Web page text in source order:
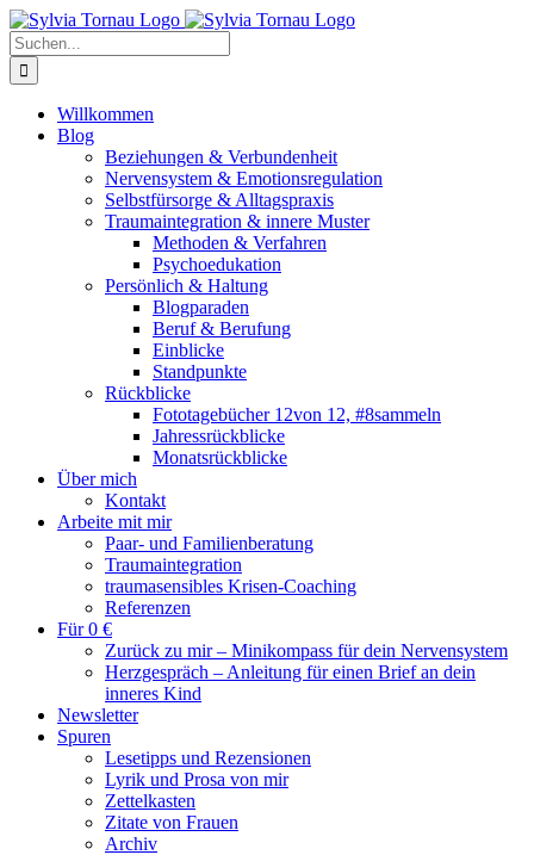
Zum
Inhalt
springen
Suche
nach:
Willkommen
Blog
Beziehungen & Verbundenheit
Nervensystem & Emotionsregulation
Selbstfürsorge & Alltagspraxis
Traumaintegration & innere Muster
Methoden & Verfahren
Psychoedukation
Persönlich & Haltung
Blogparaden
Beruf & Berufung
Einblicke
Standpunkte
Rückblicke
Fototagebücher 12von 12, #8sammeln
Jahressrückblicke
Monatsrückblicke
Über mich
Kontakt
Arbeite mit mir
Paar- und Familienberatung
Traumaintegration
traumasensibles Krisen-Coaching
Referenzen
Für 0 €
Zurück zu mir – Minikompass für dein Nervensystem
Herzgespräch – Anleitung für einen Brief an dein
inneres Kind
Newsletter
Spuren
Lesetipps und Rezensionen
Lyrik und Prosa von mir
Zettelkasten
Zitate von Frauen
Archiv